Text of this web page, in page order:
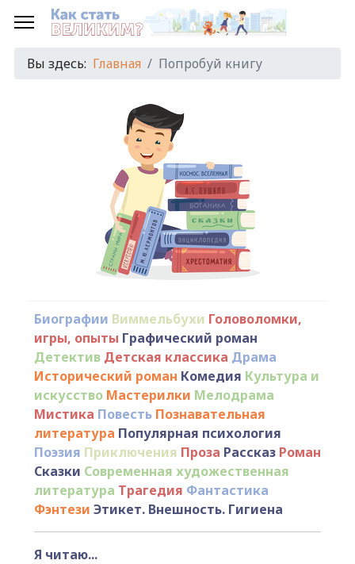
Вы здесь: Главная Попробуй книгу
Биографии Виммельбухи Головоломки,
игры, опыты Графический роман
Детектив Детская классика Драма
Исторический роман Комедия Культура и
искусство Мастерилки Мелодрама
Мистика Повесть Познавательная
литература Популярная психология
Поэзия Приключения Проза Рассказ Роман
Сказки Современная художественная
литература Трагедия Фантастика
Фэнтези Этикет. Внешность. Гигиена
Я читаю...